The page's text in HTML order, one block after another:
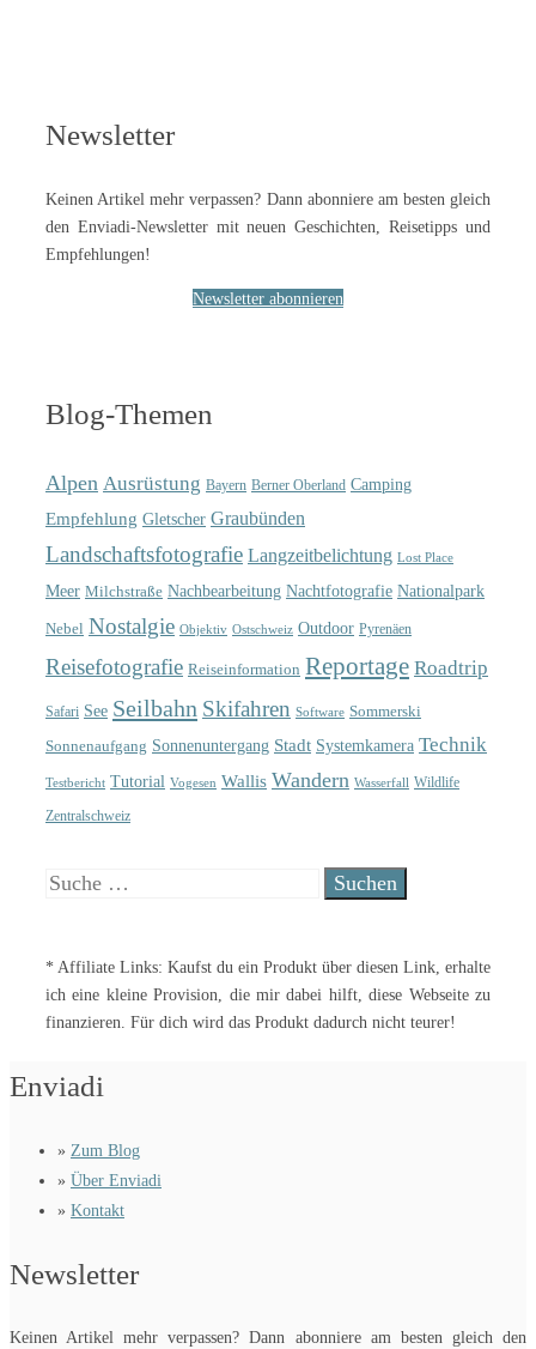
Newsletter
Keinen Artikel mehr verpassen? Dann abonniere am besten gleich
den Enviadi-Newsletter mit neuen Geschichten, Reisetipps und
Empfehlungen!
Newsletter abonnieren
Blog-Themen
Alpen Ausrüstung Bayern Berner Oberland Camping
Empfehlung Gletscher Graubünden
Landschaftsfotografie Langzeitbelichtung Lost Place
Meer Milchstraße Nachbearbeitung Nachtfotografie Nationalpark
Nebel Nostalgie Objektiv Ostschweiz Outdoor Pyrenäen
Reisefotografie Reiseinformation Reportage Roadtrip
Safari See Seilbahn Skifahren Software Sommerski
Sonnenaufgang Sonnenuntergang Stadt Systemkamera Technik
Testbericht Tutorial Vogesen Wallis Wandern Wasserfall Wildlife
Zentralschweiz
Suche
* Affiliate Links: Kaufst du ein Produkt über diesen Link, erhalte
ich eine kleine Provision, die mir dabei hilft, diese Webseite zu
finanzieren. Für dich wird das Produkt dadurch nicht teurer!
Enviadi
» Zum Blog
» Über Enviadi
» Kontakt
Newsletter
Keinen Artikel mehr verpassen? Dann abonniere am besten gleich den